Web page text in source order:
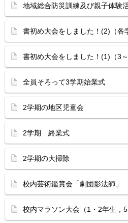
地域総合防災訓練及び親子体験
書初め大会をしました！(2)（各
書初め大会をしました！(1)（3～
全員そろって3学期始業式
2学期の地区児童会
2学期 終業式
2学期の大掃除
校内芸術鑑賞会「劇団影法師」
校内マラソン大会（1・2年生，5